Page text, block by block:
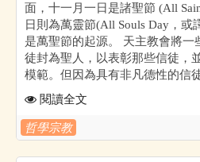
面，十一月一日是諸聖節 (All
日則為萬靈節(All Souls Day，或
是萬聖節的起源。 天主教會將一
徒封為聖人，以表彰那些信徒，
模範。但因為具有非凡德性的信徒
閱讀全文
哲學宗教